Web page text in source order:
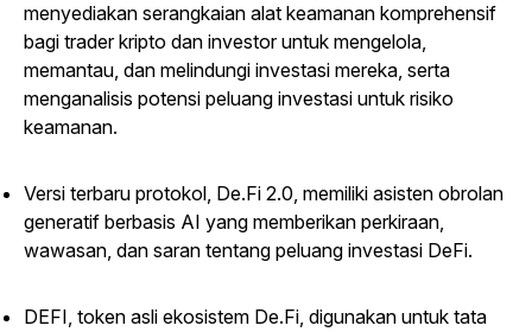
menyediakan serangkaian alat keamanan komprehensif
bagi trader kripto dan investor untuk mengelola,
memantau, dan melindungi investasi mereka, serta
menganalisis potensi peluang investasi untuk risiko
keamanan.
Versi terbaru protokol, De.Fi 2.0, memiliki asisten obrolan
generatif berbasis AI yang memberikan perkiraan,
wawasan, dan saran tentang peluang investasi DeFi.
DEFI, token asli ekosistem De.Fi, digunakan untuk tata